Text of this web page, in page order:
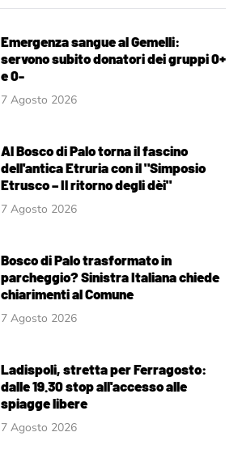
Emergenza sangue al Gemelli:
servono subito donatori dei gruppi 0+
e 0-
7 Agosto 2026
Al Bosco di Palo torna il fascino
dell'antica Etruria con il "Simposio
Etrusco – Il ritorno degli dèi"
7 Agosto 2026
Bosco di Palo trasformato in
parcheggio? Sinistra Italiana chiede
chiarimenti al Comune
7 Agosto 2026
Ladispoli, stretta per Ferragosto:
dalle 19.30 stop all'accesso alle
spiagge libere
7 Agosto 2026